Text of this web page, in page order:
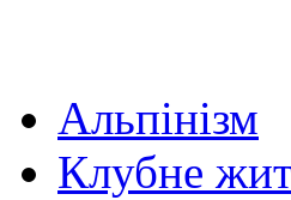
Альпінізм
Клубне